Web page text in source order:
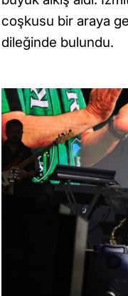
coşkusu bir araya
dileğinde bulundu.